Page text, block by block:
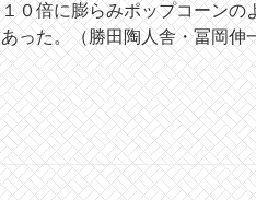
１０倍に膨らみポップコーンの
あった。（勝田陶人舎・冨岡伸